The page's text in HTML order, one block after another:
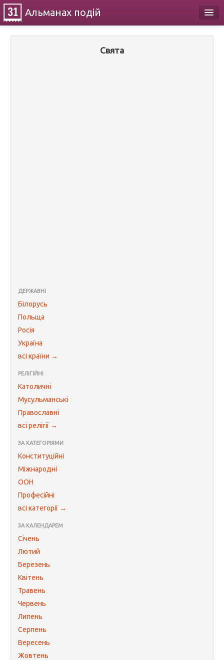
Альманах подій
Свята
ДЕРЖАВНІ
Білорусь
Польща
Росія
Україна
всі країни →
РЕЛІГІЙНІ
Католичні
Мусульманські
Православні
всі релігії →
ЗА КАТЕГОРІЯМИ
Конституційні
Міжнародні
ООН
Професійні
всі категорії →
ЗА КАЛЕНДАРЕМ
Січень
Лютий
Березень
Квітень
Травень
Червень
Липень
Серпень
Вересень
Жовтень